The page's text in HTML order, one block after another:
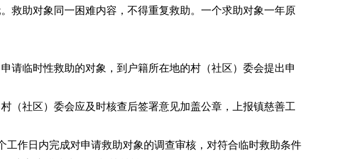
救助对象同一困难内容，不得重复救助。一个求助对象一年原
请临时性救助的对象，到户籍所在地的村（社区）委会提出申
（社区）委会应及时核查后签署意见加盖公章，上报镇慈善工
工作日内完成对申请救助对象的调查审核，对符合临时救助条件